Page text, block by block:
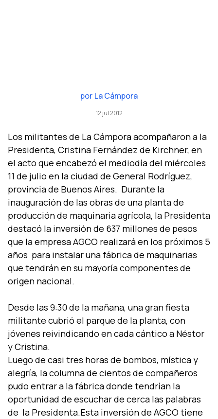
por La Cámpora
12 jul 2012
Los militantes de La Cámpora acompañaron a la
Presidenta, Cristina Fernández de Kirchner, en
el acto que encabezó el mediodí­a del miércoles
11 de julio en la ciudad de General Rodrí­guez,
provincia de Buenos Aires. Durante la
inauguración de las obras de una planta de
producción de maquinaria agrí­cola, la Presidenta
destacó la inversión de 637 millones de pesos
que la empresa AGCO realizará en los próximos 5
años para instalar una fábrica de maquinarias
que tendrán en su mayorí­a componentes de
origen nacional.
Desde las 9:30 de la mañana, una gran fiesta
militante cubrió el parque de la planta, con
jóvenes reivindicando en cada cántico a Néstor
Luego de casi tres horas de bombos, mí­stica y
alegrí­a, la columna de cientos de compañeros
pudo entrar a la fábrica donde tendrí­an la
oportunidad de escuchar de cerca las palabras
de la Presidenta.Esta inversión de AGCO tiene